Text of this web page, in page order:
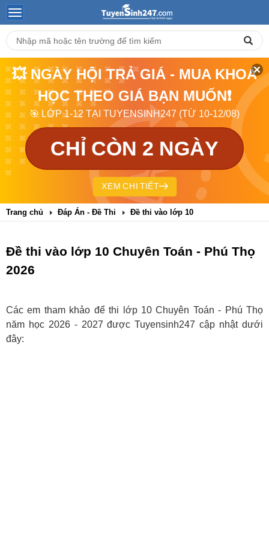
💥 NGÀY HỘI TRẢ GIÁ - MUA KHOÁ
HỌC THEO GIÁ BẠN MUỐN❗
🎯 LỚP 1-12 TẠI TUYENSINH247 (TỪ 10-12/08)
CHỈ CÒN 2 NGÀY
XEM CHI TIẾT
Trang chủ Đáp Án - Đề Thi Đề thi vào lớp 10
Đề thi vào lớp 10 Chuyên Toán - Phú Thọ
2026
Các em tham khảo để thi lớp 10 Chuyên Toán - Phú Thọ
năm học 2026 - 2027 được Tuyensinh247 cập nhật dưới
đây: